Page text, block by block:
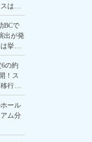
は全
報
BCで
出が発
挙動
が確
タ付き
6の約
！ス
行
なる
ール
ム分